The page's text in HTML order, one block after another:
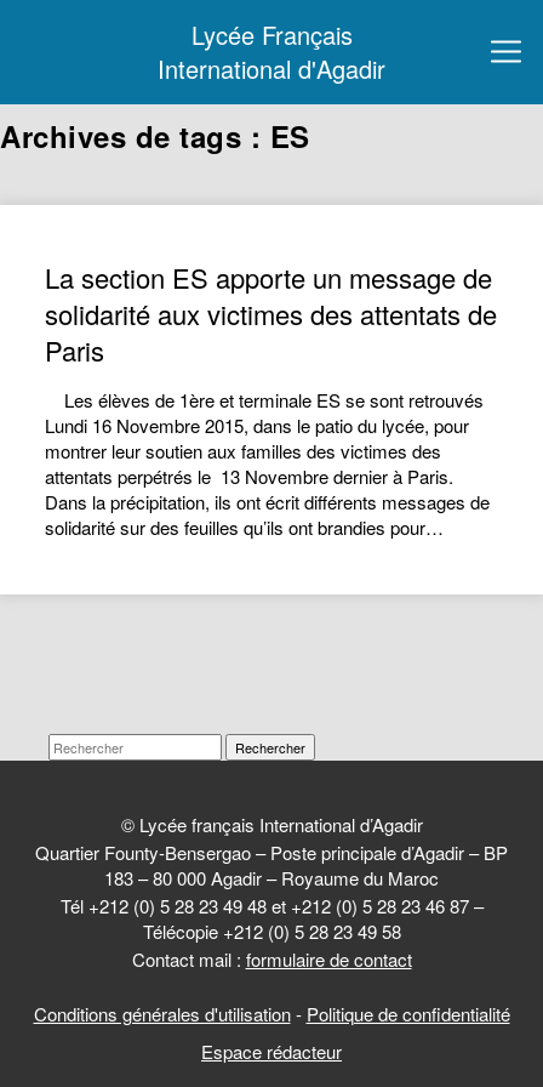
Lycée Français
International d'Agadir
Archives de tags : ES
La section ES apporte un message de
solidarité aux victimes des attentats de
Paris
Les élèves de 1ère et terminale ES se sont retrouvés
Lundi 16 Novembre 2015, dans le patio du lycée, pour
montrer leur soutien aux familles des victimes des
attentats perpétrés le 13 Novembre dernier à Paris.
Dans la précipitation, ils ont écrit différents messages de
solidarité sur des feuilles qu’ils ont brandies pour…
Rechercher
© Lycée français International d’Agadir
Quartier Founty-Bensergao – Poste principale d’Agadir – BP
183 – 80 000 Agadir – Royaume du Maroc
Tél +212 (0) 5 28 23 49 48 et +212 (0) 5 28 23 46 87 –
Télécopie +212 (0) 5 28 23 49 58
Contact mail : formulaire de contact
Conditions générales d'utilisation- Politique de confidentialité
Espace rédacteur